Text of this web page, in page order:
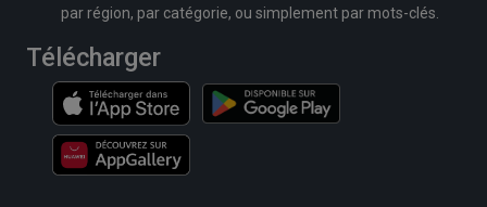
par région, par catégorie, ou simplement par mots-clés.
Télécharger